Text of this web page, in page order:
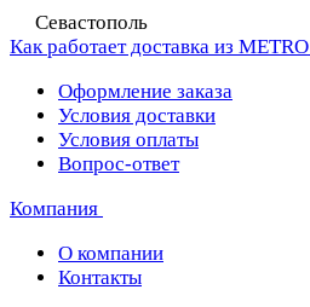
Севастополь
Как работает доставка из METRO
Оформление заказа
Условия доставки
Условия оплаты
Вопрос-ответ
Компания
О компании
Контакты